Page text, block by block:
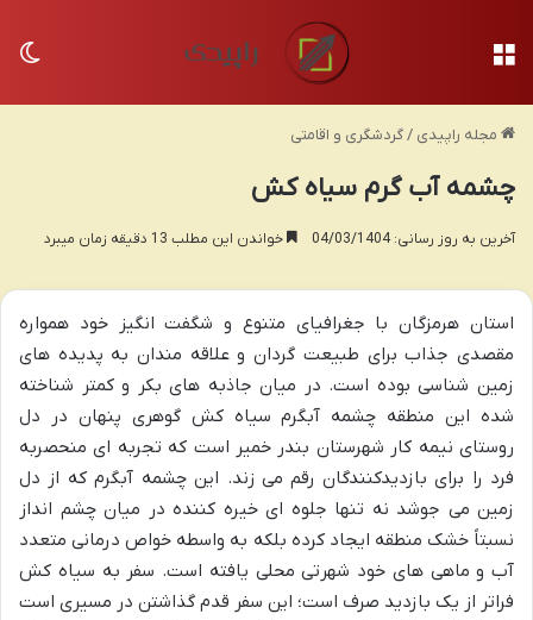
مجله راپیدی /گردشگری و اقامتی
چشمه آب گرم سیاه کش
آخرین به روز رسانی: 04/03/1404 خواندن این مطلب 13 دقیقه زمان میبرد
استان هرمزگان با جغرافیای متنوع و شگفت انگیز خود همواره
مقصدی جذاب برای طبیعت گردان و علاقه مندان به پدیده های
زمین شناسی بوده است. در میان جاذبه های بکر و کمتر شناخته
شده این منطقه چشمه آبگرم سیاه کش گوهری پنهان در دل
روستای نیمه کار شهرستان بندر خمیر است که تجربه ای منحصربه
فرد را برای بازدیدکنندگان رقم می زند. این چشمه آبگرم که از دل
زمین می جوشد نه تنها جلوه ای خیره کننده در میان چشم انداز
نسبتاً خشک منطقه ایجاد کرده بلکه به واسطه خواص درمانی متعدد
آب و ماهی های خود شهرتی محلی یافته است. سفر به سیاه کش
فراتر از یک بازدید صرف است؛ این سفر قدم گذاشتن در مسیری است